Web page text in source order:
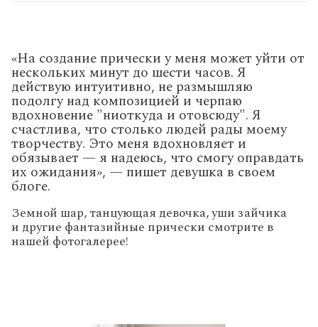
«На создание прически у меня может уйти от
нескольких минут до шести часов. Я
действую интуитивно, не размышляю
подолгу над композицией и черпаю
вдохновение "ниоткуда и отовсюду". Я
счастлива, что столько людей рады моему
творчеству. Это меня вдохновляет и
обязывает — я надеюсь, что смогу оправдать
их ожидания», — пишет девушка в своем
блоге.
Земной шар, танцующая девочка, уши зайчика
и другие фантазийные прически смотрите в
нашей фотогалерее!